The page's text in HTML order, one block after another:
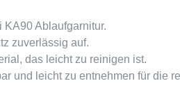
Ablaufgarnitur.
zuverlässig auf.
das leicht zu reinigen ist.
und leicht zu entnehmen für die